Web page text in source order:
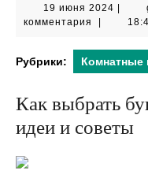
19 июня 2024 19
июня
комментария
Рубрики: Комнатные
Как выбрать
идеи и советы